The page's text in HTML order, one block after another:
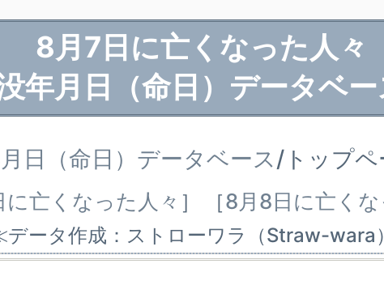
8月7日に亡くなった人々
没年月日（命日）データベー
日（命日）データベース/トップ
亡くなった人々 ］ ［8月8日に亡くな
ータ作成：ストローワラ（Straw-